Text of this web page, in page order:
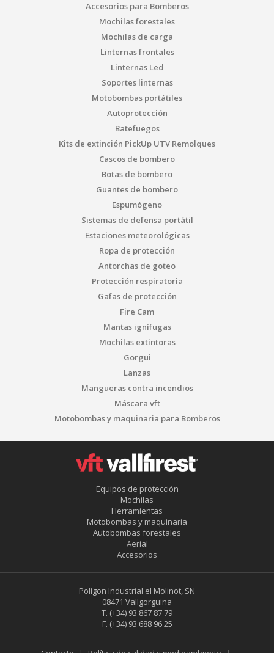
Accesorios para Bomberos
Mochilas forestales
Mochilas de carga
Linternas frontales
Linternas Led
Soportes linternas
Motobombas portátiles
Autoprotección
Batefuegos
Kits de extinción PickUp UTV Remolques
Cascos de bombero
Botas de bombero
Guantes de bombero
Espumógeno
Sistemas de defensa portátil
Estaciones meteorológicas
Ropa de protección
Antorchas de goteo
Protección respiratoria
Gafas de protección
Fire Cam
Mantas ignífugas
Mochilas extintoras
Gorgui
Lanzas
Mangueras contra incendios
Máscara vft
Motobombas y maquinaria para Bomberos
Equipos de protección
Mochilas
Herramientas
Motobombas y maquinaria
Autobombas forestales
Aerial
Accesorios
Polígon Industrial el Molinot, SN
08471 Vallgorguina
T. (+34) 93 867 87 79
F. (+34) 93 688 96 25